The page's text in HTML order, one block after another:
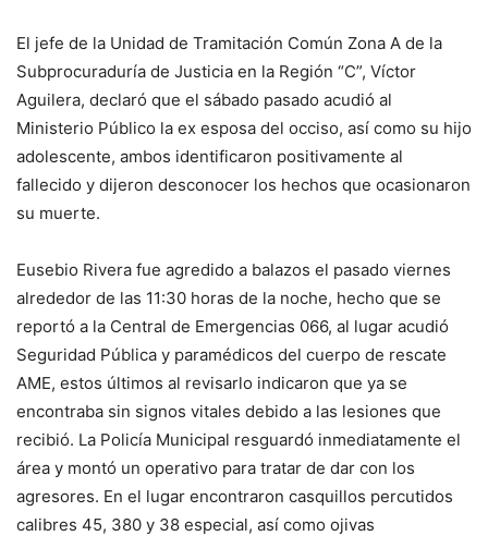
El jefe de la Unidad de Tramitación Común Zona A de la
Subprocuraduría de Justicia en la Región “C”, Víctor
Aguilera, declaró que el sábado pasado acudió al
Ministerio Público la ex esposa del occiso, así como su hijo
adolescente, ambos identificaron positivamente al
fallecido y dijeron desconocer los hechos que ocasionaron
su muerte.
Eusebio Rivera fue agredido a balazos el pasado viernes
alrededor de las 11:30 horas de la noche, hecho que se
reportó a la Central de Emergencias 066, al lugar acudió
Seguridad Pública y paramédicos del cuerpo de rescate
AME, estos últimos al revisarlo indicaron que ya se
encontraba sin signos vitales debido a las lesiones que
recibió. La Policía Municipal resguardó inmediatamente el
área y montó un operativo para tratar de dar con los
agresores. En el lugar encontraron casquillos percutidos
calibres 45, 380 y 38 especial, así como ojivas